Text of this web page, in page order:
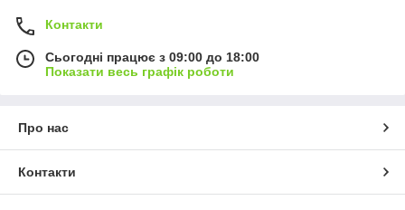
Контакти
Сьогодні працює з 09:00 до 18:00
Показати весь графік роботи
Про нас
Контакти